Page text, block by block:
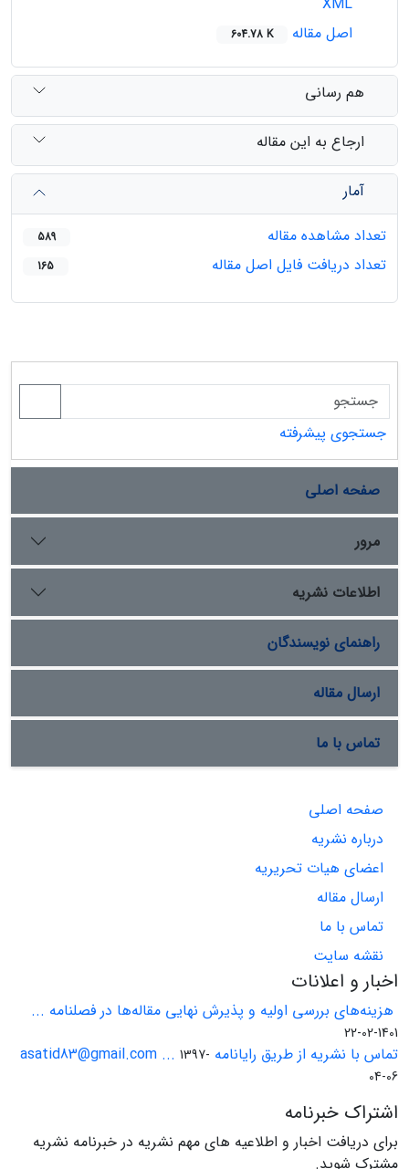
اصل مقاله
604.78 K
هم رسانی
ارجاع به این مقاله
آمار
تعداد مشاهده مقاله
589
تعداد دریافت فایل اصل مقاله 165
جستجوی پیشرفته
صفحه اصلی
مرور
اطلاعات نشریه
راهنمای نویسندگان
ارسال مقاله
تماس با ما
صفحه اصلی
درباره نشریه
اعضای هیات تحریریه
ارسال مقاله
تماس با ما
نقشه سایت
اخبار و اعلانات
هزینه‌های بررسی اولیه و پذیرش نهایی مقاله‌ها در فصلنامه ...
1401-02-22
تماس با نشریه از طریق رایانامه asatid83@gmail.com ... 1397-
04-06
اشتراک خبرنامه
برای دریافت اخبار و اطلاعیه های مهم نشریه در خبرنامه نشریه
مشترک شوید.